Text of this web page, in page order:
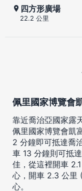
四方形廣場
22.2 公里
佩里國家博覽會
靠近喬治亞國家露
佩里國家博覽會凱
2 分鐘即可抵達喬
車 13 分鐘則可抵
佳，從這裡開車
心，開車 2.3 公里
心。